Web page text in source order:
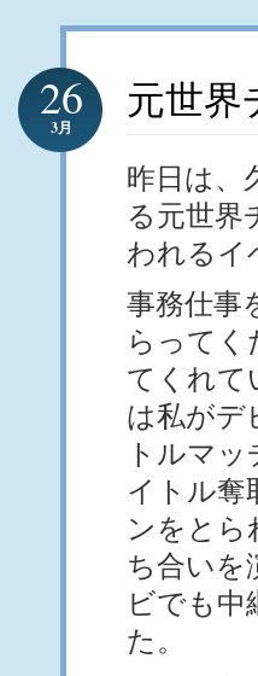
元世界
26
3月
昨日は、
る元世界
われるイ
事務仕事
らってく
てくれて
は私がデ
トルマ
イトル奪
ンをとら
ち合いを
ビでも中
た。